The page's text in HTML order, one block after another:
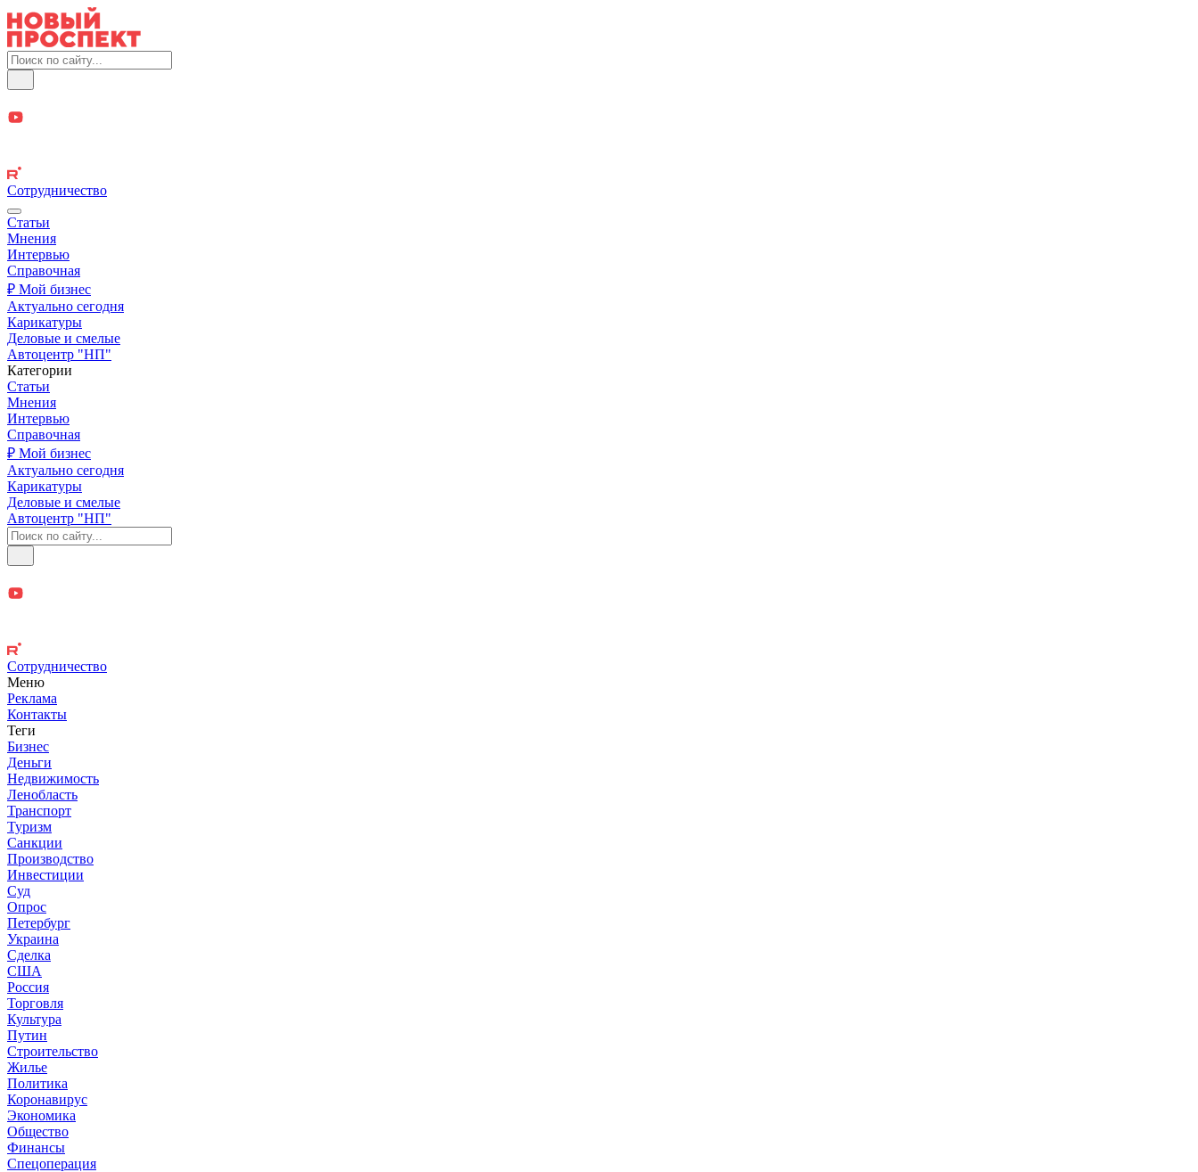
Сотрудничество
Статьи
Мнения
Интервью
Справочная
₽ Мой бизнес
Актуально сегодня
Карикатуры
Деловые и смелые
Автоцентр "НП"
Категории
Статьи
Мнения
Интервью
Справочная
₽ Мой бизнес
Актуально сегодня
Карикатуры
Деловые и смелые
Автоцентр "НП"
Сотрудничество
Меню
Реклама
Контакты
Теги
Бизнес
Деньги
Недвижимость
Ленобласть
Транспорт
Туризм
Санкции
Производство
Инвестиции
Суд
Опрос
Петербург
Украина
Сделка
США
Россия
Торговля
Культура
Путин
Строительство
Жилье
Политика
Коронавирус
Экономика
Общество
Финансы
Спецоперация